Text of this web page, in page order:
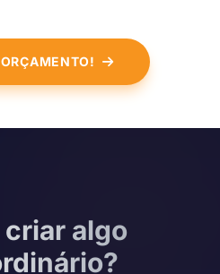
criar algo